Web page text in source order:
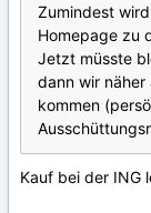
Zumindest
Homepage zu
Jetzt müsste
dann wir näher
kommen
Kauf bei der ING